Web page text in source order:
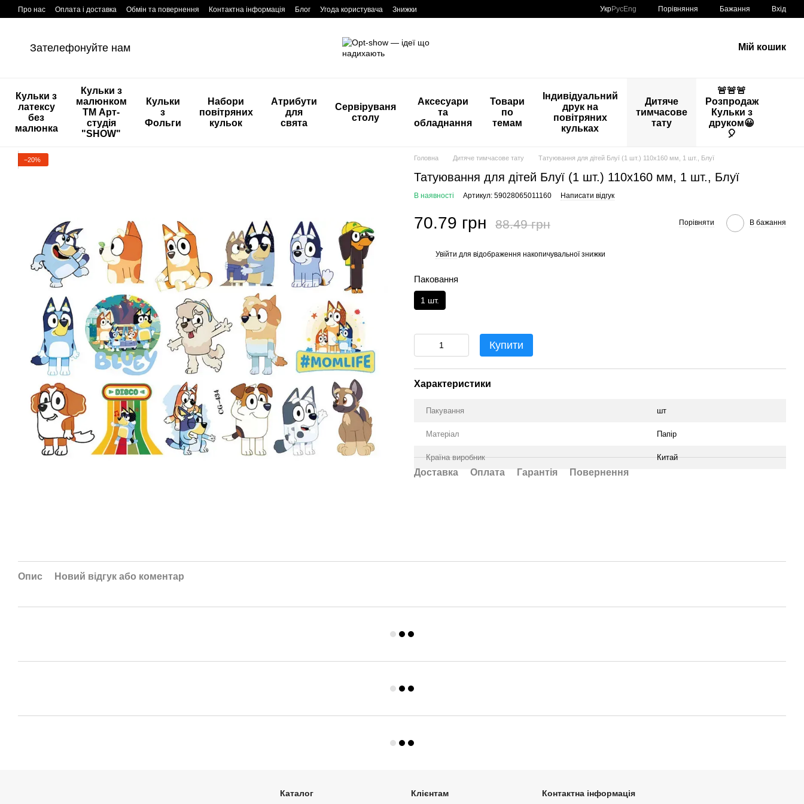
Перейти к основному контенту
Про нас Оплата і доставка Обмін та повернення Контактна інформація Блог Угода користувача Знижки УкрРусEng Порівняння Бажання Вхід
Зателефонуйте нам Мій кошик
Кульки з
латексу
без
малюнка
Кульки з
малюнком
ТМ Арт-
студія
"SHOW"
Кульки
з
Фольги
Набори
повітряних
кульок
Атрибути
для
свята
Сервіруваня
столу
Аксесуари
та
обладнання
Товари
по
темам
Індивідуальний
друк на
повітряних
кульках
Дитяче
тимчасове
тату
🚨🚨🚨
Розпродаж
Кульки з
друком😀
🎈
−20% Головна Дитяче тимчасове тату Татуювання для дітей Блуї (1 шт.) 110х160 мм, 1 шт., Блуї
Татуювання для дітей Блуї (1 шт.) 110х160 мм, 1 шт., Блуї
В наявності Артикул: 59028065011160 Написати відгук
70.79 грн 88.49 грн Порівняти В бажання
Увійти для відображення накопичувальної знижки
Паковання
1 шт.
Купити
Характеристики
Пакування шт
Матеріал Папір
Країна виробник Китай
Доставка Оплата Гарантія Повернення
Опис Новий відгук або коментар
Каталог Клієнтам Контактна інформація